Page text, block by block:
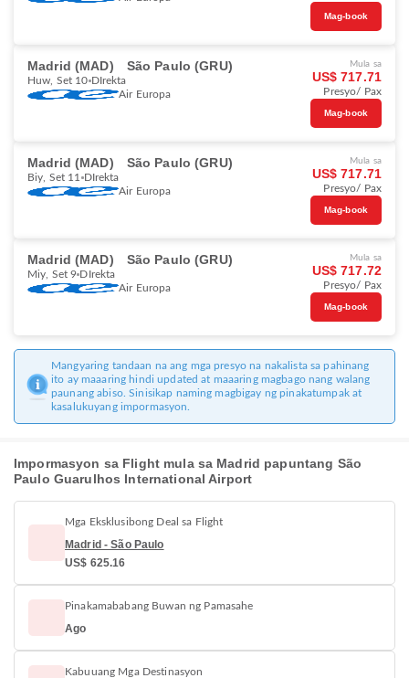
Mag-book
Madrid (MAD) São Paulo (GRU)
Huw, Set 10 DIrekta
Air Europa
Mula sa
US$ 717.71
Presyo/ Pax
Mag-book
Madrid (MAD) São Paulo (GRU)
Biy, Set 11 DIrekta
Air Europa
Mula sa
US$ 717.71
Presyo/ Pax
Mag-book
Madrid (MAD) São Paulo (GRU)
Miy, Set 9 DIrekta
Air Europa
Mula sa
US$ 717.72
Presyo/ Pax
Mag-book
Mangyaring tandaan na ang mga presyo na nakalista sa pahinang
ito ay maaaring hindi updated at maaaring magbago nang walang
paunang abiso. Sinisikap naming magbigay ng pinakatumpak at
kasalukuyang impormasyon.
Impormasyon sa Flight mula sa Madrid papuntang São
Paulo Guarulhos International Airport
Mga Eksklusibong Deal sa Flight
Madrid - São Paulo
US$ 625.16
Pinakamababang Buwan ng Pamasahe
Ago
Kabuuang Mga Destinasyon